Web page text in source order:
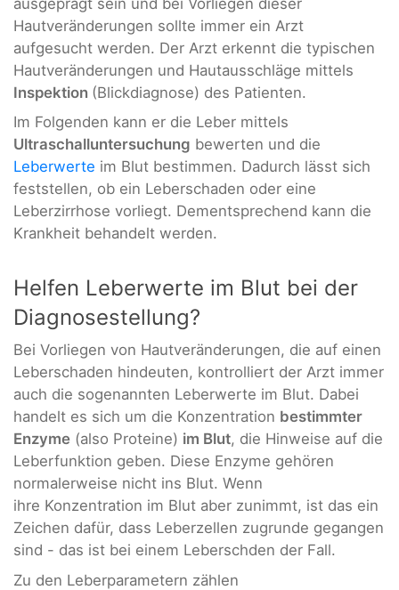
Hautveränderungen sollte immer ein Arzt
aufgesucht werden. Der Arzt erkennt die typischen
Hautveränderungen und Hautausschläge mittels
Inspektion (Blickdiagnose) des Patienten.
Im Folgenden kann er die Leber mittels
Ultraschalluntersuchung bewerten und die
Leberwerte im Blut bestimmen. Dadurch lässt sich
feststellen, ob ein Leberschaden oder eine
Leberzirrhose vorliegt. Dementsprechend kann die
Krankheit behandelt werden.
Helfen Leberwerte im Blut bei der
Diagnosestellung?
Bei Vorliegen von Hautveränderungen, die auf einen
Leberschaden hindeuten, kontrolliert der Arzt immer
auch die sogenannten Leberwerte im Blut. Dabei
handelt es sich um die Konzentration bestimmter
Enzyme (also Proteine) im Blut, die Hinweise auf die
Leberfunktion geben. Diese Enzyme gehören
normalerweise nicht ins Blut. Wenn
ihre Konzentration im Blut aber zunimmt, ist das ein
Zeichen dafür, dass Leberzellen zugrunde gegangen
sind - das ist bei einem Leberschden der Fall.
Zu den Leberparametern zählen